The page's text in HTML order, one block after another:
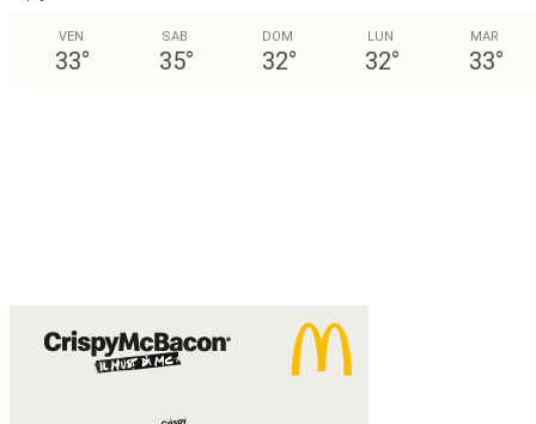
VEN
33°
SAB
35°
DOM
32°
LUN
32°
MAR
33°